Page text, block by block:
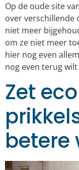
Op de oude site
over verschillende
niet meer
om ze niet meer
hier nog even
nog even terug
Zet
betere